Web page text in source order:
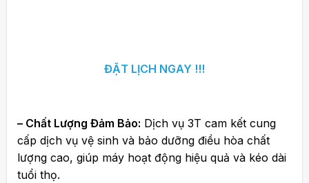
ĐẶT LỊCH NGAY !!!
– Chất Lượng Đảm Bảo: Dịch vụ 3T cam kết cung
cấp dịch vụ vệ sinh và bảo dưỡng điều hòa chất
lượng cao, giúp máy hoạt động hiệu quả và kéo dài
tuổi thọ.